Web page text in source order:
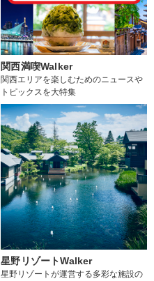
関西満喫Walker
関西エリアを楽しむためのニュースや
トピックスを大特集
星野リゾートWalker
星野リゾートが運営する多彩な施設の